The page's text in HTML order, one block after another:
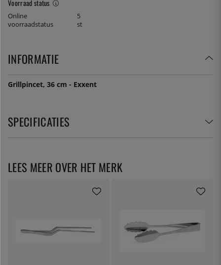
Voorraad status
Online
voorraadstatus
5
st
INFORMATIE
Grillpincet, 36 cm - Exxent
SPECIFICATIES
LEES MEER OVER HET MERK